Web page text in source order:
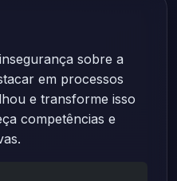
sobre a
em processos
e transforme isso
competências e